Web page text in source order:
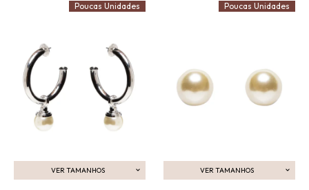
VER TAMANHOS
ADICIONAR AO CARRINHO
Poucas Unidades
VER TAMANHOS
ADICIONAR AO CARRINHO
Poucas Unidades